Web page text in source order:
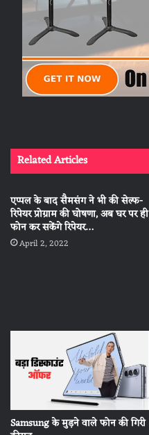
Related Articles
एप्पल के बाद सैमसंग ने भी की सेल्फ-
रिपेयर प्रोग्राम की घोषणा, अब घर पर ही
फोन कर सकेंगे रिपेयर…
April 2, 2022
Samsung के मुड़ने वाले फोन की गिरी